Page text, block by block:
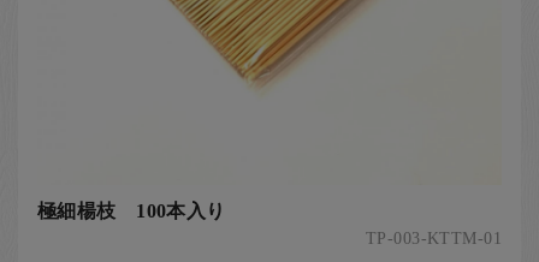
極細楊枝 100本入り
TP-003-KTTM-01